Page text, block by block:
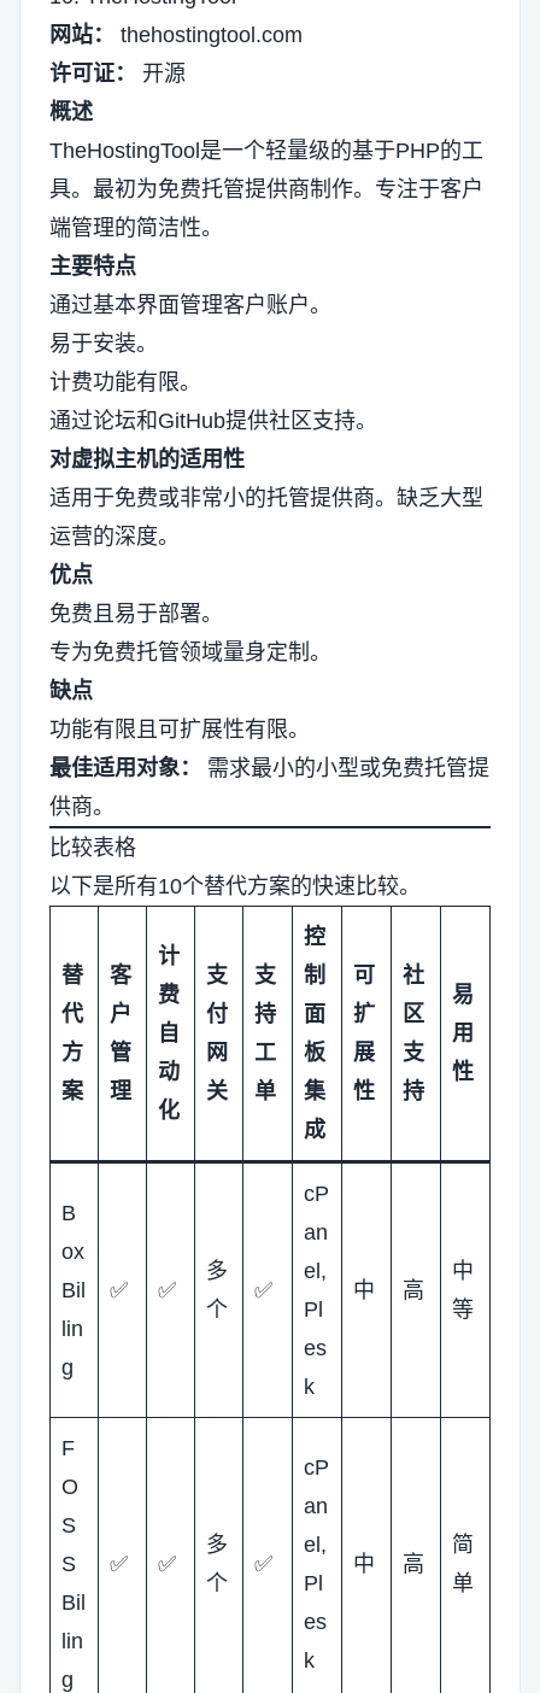
网站：
thehostingtool.com
许可证：
开源
概述
TheHostingTool是一个轻量级的基于PHP的工
具。最初为免费托管提供商制作。专注于客户
端管理的简洁性。
主要特点
通过基本界面管理客户账户。
易于安装。
计费功能有限。
通过论坛和GitHub提供社区支持。
对虚拟主机的适用性
适用于免费或非常小的托管提供商。缺乏大型
运营的深度。
优点
免费且易于部署。
专为免费托管领域量身定制。
缺点
功能有限且可扩展性有限。
最佳适用对象：
需求最小的小型或免费托管提
供商。
比较表格
以下是所有10个替代方案的快速比较。
替
代
方
案
客
户
管
理
计
费
自
动
化
支
付
网
关
支
持
工
单
控
制
面
板
集
成
可
扩
展
性
社
区
支
持
易
用
性
B
ox
Bil
lin
g
✅ ✅
多
个
✅
cP
an
el,
Pl
es
k
中 高
中
等
F
O
S
S
Bil
lin
g
✅ ✅
多
个
✅
cP
an
el,
Pl
es
k
中 高
简
单